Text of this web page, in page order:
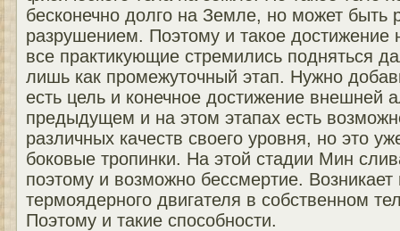
бесконечно долго на Земле, но может
разрушением. Поэтому и такое достижение
все практикующие стремились подняться
лишь как промежуточный этап. Нужно
есть цель и конечное достижение внешней
предыдущем и на этом этапах есть
различных качеств своего уровня, но это
боковые тропинки. На этой стадии Мин
поэтому и возможно бессмертие. Возникает
термоядерного двигателя в собственном
Поэтому и такие способности.